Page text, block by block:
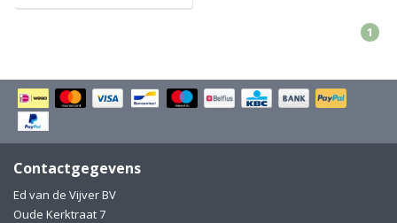
Beach, Pool and Sun
1
Contactgegevens
Ed van de Vijver BV
Oude Kerktraat 7